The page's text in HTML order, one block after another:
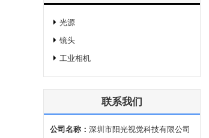
光源
镜头
工业相机
联系我们
公司名称： 深圳市阳光视觉科技有限公司